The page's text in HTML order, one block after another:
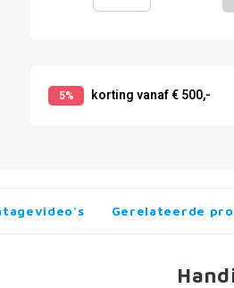
5% korting vanaf € 500,-
Gerelateerde